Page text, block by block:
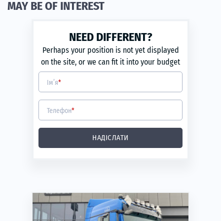
MAY BE OF INTEREST
NEED DIFFERENT?
Perhaps your position is not yet displayed
on the site, or we can fit it into your budget
Ім’я*
Телефон*
НАДІСЛАТИ